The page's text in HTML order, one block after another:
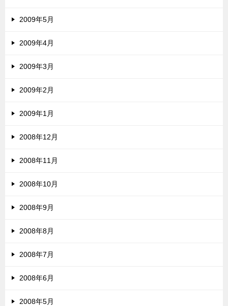
2009年5月
2009年4月
2009年3月
2009年2月
2009年1月
2008年12月
2008年11月
2008年10月
2008年9月
2008年8月
2008年7月
2008年6月
2008年5月